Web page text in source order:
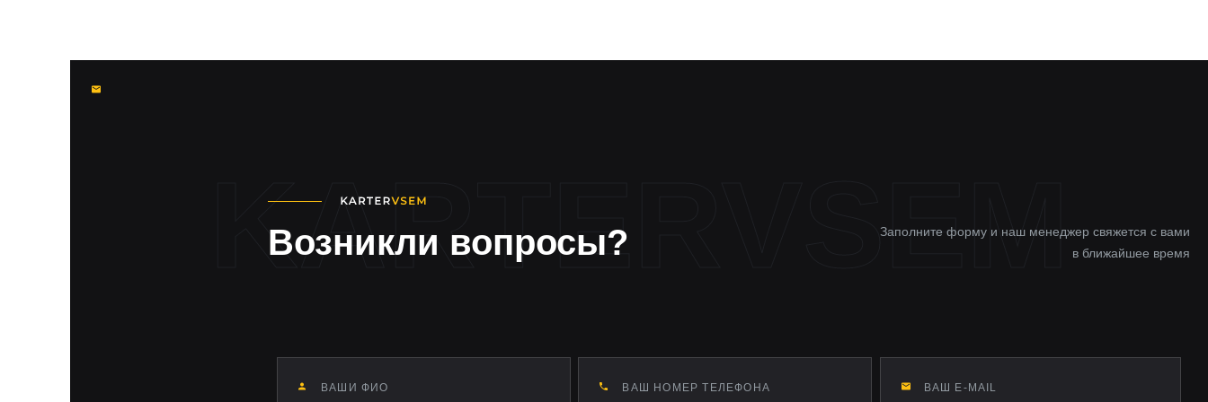
Возникли вопросы?
Заполните форму и наш менеджер свяжется с вами
в ближайшее время